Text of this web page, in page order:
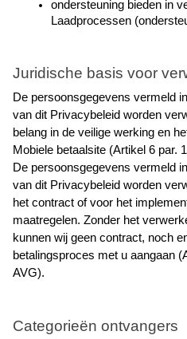
ondersteuning bieden in
Laadprocessen
Juridische basis voor
De persoonsgegevens vermeld
van dit Privacybeleid worden
belang in de veilige werking en
Mobiele betaalsite (Artikel 6 par.
De persoonsgegevens vermeld
van dit Privacybeleid worden
het contract of voor het
maatregelen. Zonder het
kunnen wij geen contract, noch
betalingsproces met u aangaan
AVG).
Categorieën ontvangers